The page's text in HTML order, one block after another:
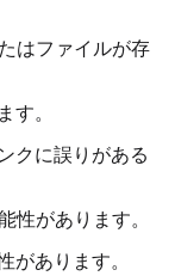
はファイルが存
。
クに誤りがある
性があります。
があります。